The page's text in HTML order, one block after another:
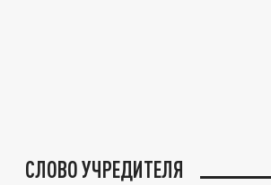
СЛОВО УЧРЕДИТЕЛЯ